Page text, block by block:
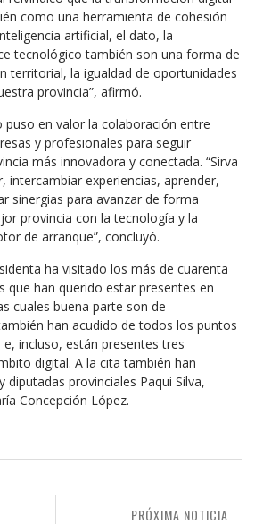
como una herramienta de cohesión
artificial, el dato, la
tecnológico también son una forma de
territorial, la igualdad de oportunidades
provincia”, afirmó.
puso en valor la colaboración entre
y profesionales para seguir
más innovadora y conectada. “Sirva
intercambiar experiencias, aprender,
sinergias para avanzar de forma
provincia con la tecnología y la
de arranque”, concluyó.
ha visitado los más de cuarenta
que han querido estar presentes en
cuales buena parte son de
han acudido de todos los puntos
incluso, están presentes tres
digital. A la cita también han
diputadas provinciales Paqui Silva,
Concepción López.
PRÓXIMA NOTICIA